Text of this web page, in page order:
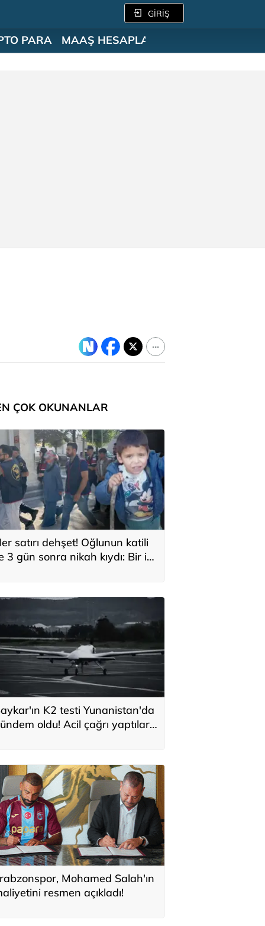
GİRİŞ
PARA MAAŞ HESAPLAMA
ÇOK OKUNANLAR
satırı dehşet! Oğlunun katili
3 gün sonra nikah kıydı: Bir iki
K2 testi Yunanistan'da
oldu! Acil çağrı yaptılar...
Mohamed Salah'ın
resmen açıkladı!